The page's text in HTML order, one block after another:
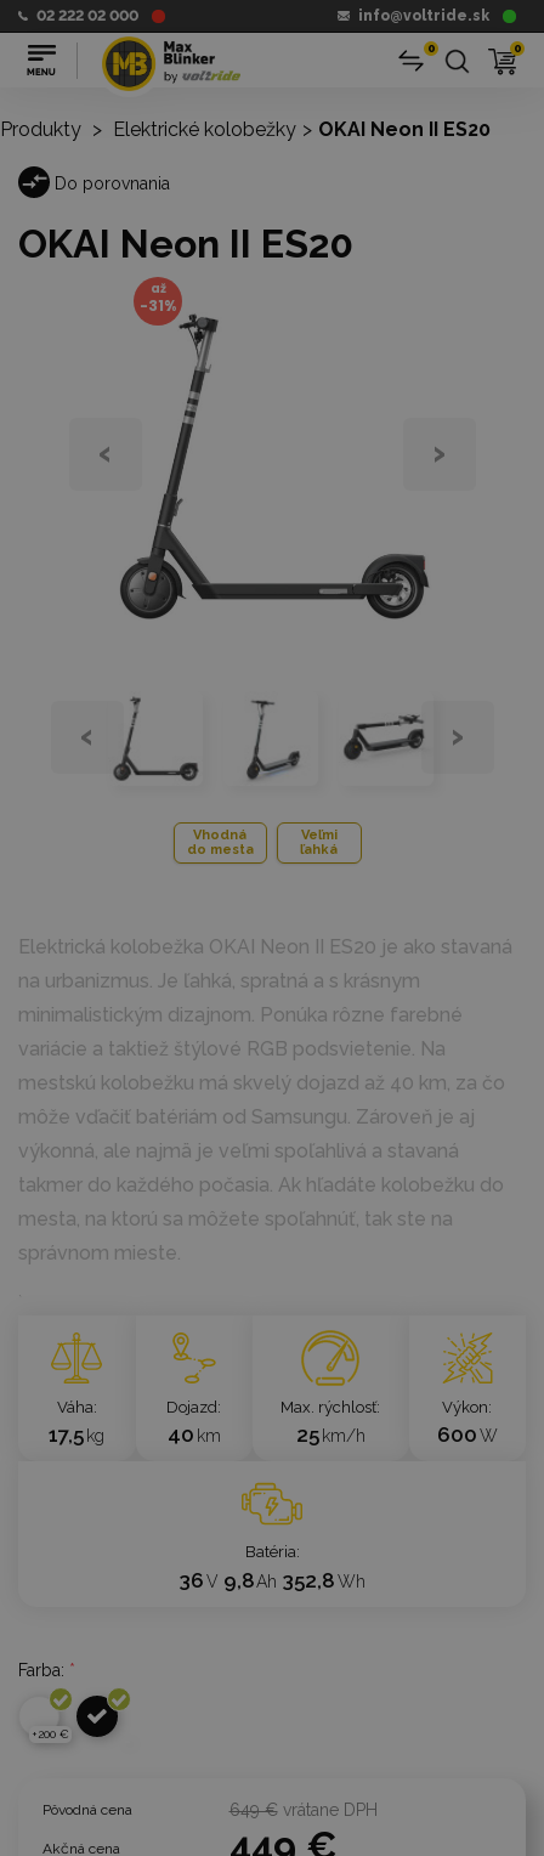
02 222 02 000 info@voltride.sk
0 0
Produkty > Elektrické kolobežky > OKAI Neon II ES20
Do porovnania
OKAI Neon II ES20
až
-31%
‹ ›
‹ ›
Vhodná
do mesta
Veľmi
ľahká
Elektrická kolobežka OKAI Neon II ES20 je ako stavaná
na urbanizmus. Je ľahká, spratná a s krásnym
minimalistickým dizajnom. Ponúka rôzne farebné
variácie a taktiež štýlové RGB podsvietenie. Na
mestskú kolobežku má skvelý dojazd až 40 km, za čo
môže vďačiť batériám od Samsungu. Zároveň je aj
výkonná, ale najmä je veľmi spoľahlivá a stavaná
takmer do každého počasia. Ak hľadáte kolobežku do
mesta, na ktorú sa môžete spoľahnúť, tak ste na
správnom mieste.
`
Váha
17,5 kg
Dojazd
40 km
Max. rýchlosť
25 km/h
Výkon
600W
Batéria
36V 9,8Ah 352,8Wh
Farba: *
+200 €
Pôvodná cena
Akčná cena
649 € vrátane DPH
449 €